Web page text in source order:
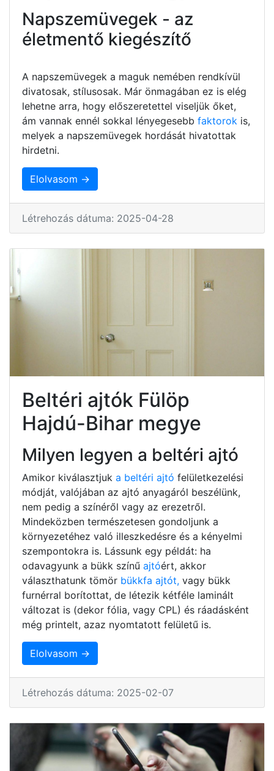
Napszemüvegek - az
életmentő kiegészítő
A napszemüvegek a maguk nemében rendkívül
divatosak, stílusosak. Már önmagában ez is elég
lehetne arra, hogy előszeretettel viseljük őket,
ám vannak ennél sokkal lényegesebb faktorok is,
melyek a napszemüvegek hordását hivatottak
hirdetni.
Elolvasom →
Létrehozás dátuma: 2025-04-28
Beltéri ajtók Fülöp
Hajdú-Bihar megye
Milyen legyen a beltéri ajtó
Amikor kiválasztjuk a beltéri ajtó felületkezelési
módját, valójában az ajtó anyagáról beszélünk,
nem pedig a színéről vagy az erezetről.
Mindeközben természetesen gondoljunk a
környezetéhez való illeszkedésre és a kényelmi
szempontokra is. Lássunk egy példát: ha
odavagyunk a bükk színű ajtóért, akkor
választhatunk tömör bükkfa ajtót, vagy bükk
furnérral borítottat, de létezik kétféle laminált
változat is (dekor fólia, vagy CPL) és ráadásként
még printelt, azaz nyomtatott felületű is.
Elolvasom →
Létrehozás dátuma: 2025-02-07